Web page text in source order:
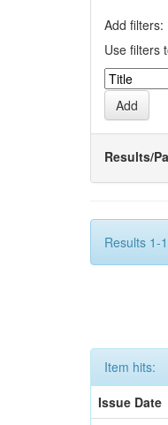
Add filters:
Use filters
Results/
Results 1-
Item hits:
Issue Date